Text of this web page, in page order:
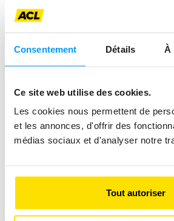
Consentement Détails À
Ce site web utilise des cookies.
Les cookies nous permettent de
et les annonces, d'offrir des
médias sociaux et d'analyser notre
Tout autoriser